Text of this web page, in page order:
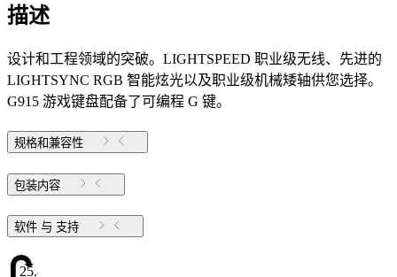
描述
设计和工程领域的突破。LIGHTSPEED 职业级无线、先进的
LIGHTSYNC RGB 智能炫光以及职业级机械矮轴供您选择。
G915 游戏键盘配备了可编程 G 键。
规格和兼容性
包装内容
软件 与 支持
25.84